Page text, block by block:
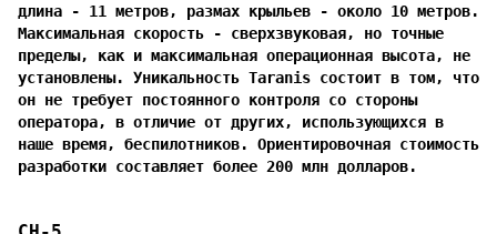
длина - 11 метров, размах крыльев - около 10 метров.
Максимальная скорость - сверхзвуковая, но точные
пределы, как и максимальная операционная высота, не
установлены. Уникальность Taranis состоит в том, что
он не требует постоянного контроля со стороны
оператора, в отличие от других, использующихся в
наше время, беспилотников. Ориентировочная стоимость
разработки составляет более 200 млн долларов.